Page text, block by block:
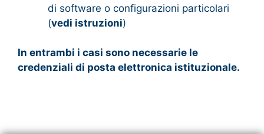
di software o configurazioni particolari
(vedi istruzioni)
In entrambi i casi sono necessarie le
credenziali di posta elettronica istituzionale.